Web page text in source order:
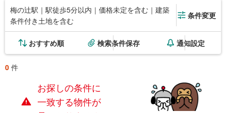
梅の辻駅｜駅徒歩5分以内｜価格未定を含む｜建築
条件付き土地を含む
条件変更
おすすめ順 検索条件保存 通知設定
0 件
お探しの条件に
一致する物件が